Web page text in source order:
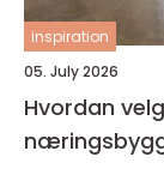
inspiration
05. July 2026
Hvordan